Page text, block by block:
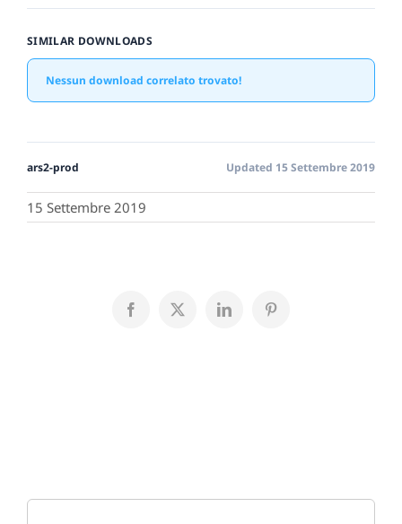
SIMILAR DOWNLOADS
Nessun download correlato trovato!
ars2-prod Updated 15 Settembre 2019
15 Settembre 2019
Facebook
X LinkedInPinterest